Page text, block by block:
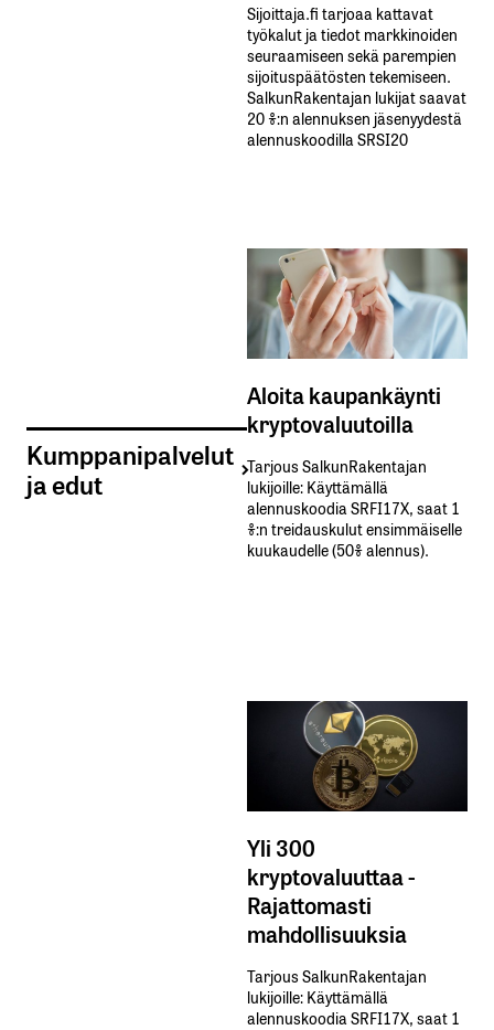
Kumppanipalvelut
ja edut
Sijoittaja.fi tarjoaa kattavat
työkalut ja tiedot markkinoiden
seuraamiseen sekä parempien
sijoituspäätösten tekemiseen.
SalkunRakentajan lukijat saavat
20 %:n alennuksen jäsenyydestä
alennuskoodilla SRSI20
Aloita kaupankäynti
kryptovaluutoilla
Tarjous SalkunRakentajan
lukijoille: Käyttämällä​ ​
alennuskoodia​ ​SRFI17X,​ ​saat​ ​1
%:n treidauskulut​ ​ensimmäiselle​ ​
kuukaudelle​ ​(50%​ ​alennus).
Yli 300
kryptovaluuttaa -
Rajattomasti
mahdollisuuksia
Tarjous SalkunRakentajan
lukijoille: Käyttämällä​ ​
alennuskoodia​ ​SRFI17X,​ ​saat​ ​1